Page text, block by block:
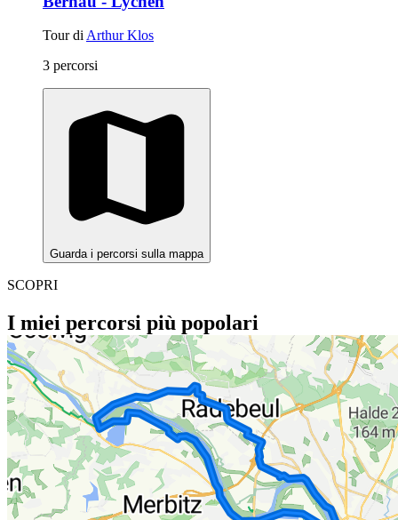
Tour diArthur Klos
3 percorsi
Guarda i percorsi sulla mappa
SCOPRI
I miei percorsi più popolari